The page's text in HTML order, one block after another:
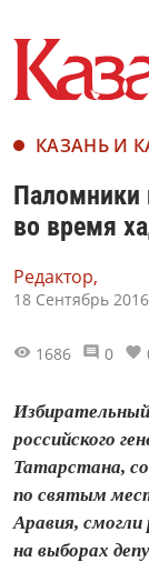
КАЗАНЬ И
Паломники
во время
Редактор,
18 Сентябрь
1686 0
российского
Татарстана,
по святым
Аравия, смогли
на выборах